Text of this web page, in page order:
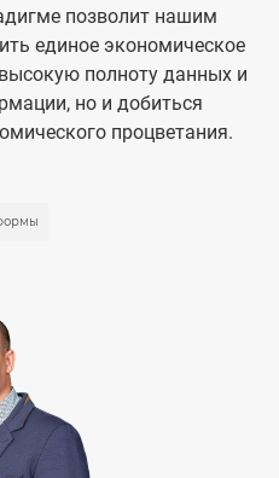
позволит нашим
единое экономическое
полноту данных и
но и добиться
процветания.